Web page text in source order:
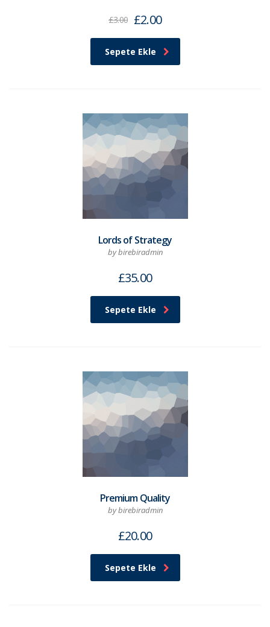
£3.00 £2.00
Sepete Ekle
Lords of Strategy
by birebiradmin
£35.00
Sepete Ekle
Premium Quality
by birebiradmin
£20.00
Sepete Ekle